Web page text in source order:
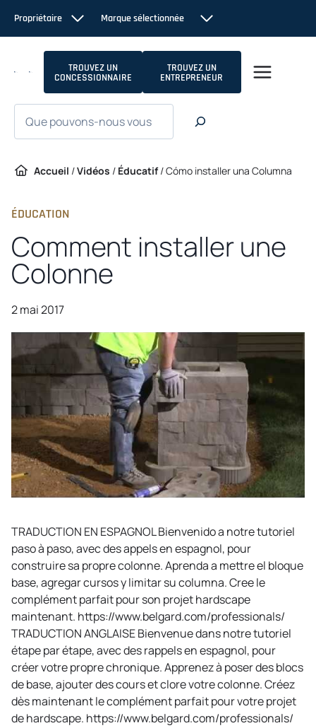
contenu
Propriétaire Marque sélectionnée
TROUVEZ UN
CONCESSIONNAIRE
TROUVEZ UN
ENTREPRENEUR
Accueil /Vidéos / Éducatif/Cómo installer una Columna
ÉDUCATION
Comment installer une
Colonne
2 mai 2017
TRADUCTION EN ESPAGNOL Bienvenido a notre tutoriel
paso à paso, avec des appels en espagnol, pour
construire sa propre colonne. Aprenda a mettre el bloque
base, agregar cursos y limitar su columna. Cree le
complément parfait pour son projet hardscape
maintenant. https://www.belgard.com/professionals/
TRADUCTION ANGLAISE Bienvenue dans notre tutoriel
étape par étape, avec des rappels en espagnol, pour
créer votre propre chronique. Apprenez à poser des blocs
de base, ajouter des cours et clore votre colonne. Créez
dès maintenant le complément parfait pour votre projet
de hardscape. https://www.belgard.com/professionals/